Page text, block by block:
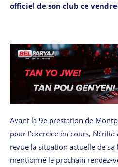
officiel de son club ce
Avant la 9e prestation de
pour l’exercice en cours,
revue la situation actuelle de sa
mentionné le prochain rendez-